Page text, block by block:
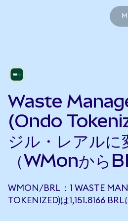
Waste
(Ondo
ジル・レアルに
（WMonから
WMON/BRL：1 WASTE
TOKENIZED)は1,151.8166